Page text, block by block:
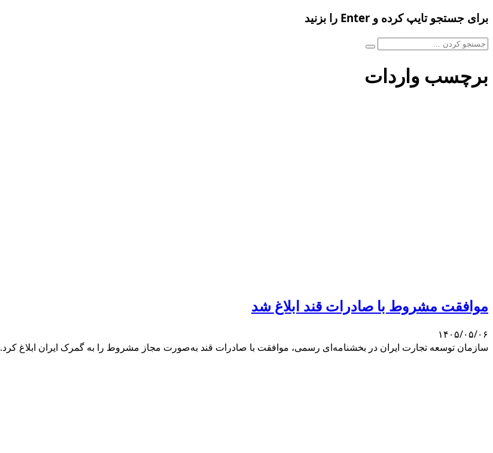
برای جستجو تایپ کرده و Enter را بزنید
برچسب واردات
موافقت مشروط با صادرات قند ابلاغ شد
۱۴۰۵/۰۵/۰۶
سازمان توسعه تجارت ایران در بخشنامه‌ای رسمی، موافقت با صادرات قند به‌صورت مجاز مشروط را به گمرک ایران ابلاغ کرد.